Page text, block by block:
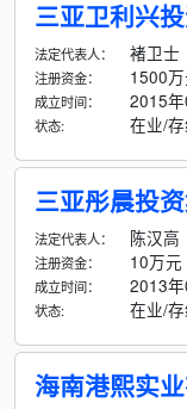
三亚卫利兴
法定代表人： 褚卫士
注册资金： 1500
成立时间： 2015
状态: 在业/
三亚彤晨投
法定代表人： 陈汉高
注册资金： 10万元
成立时间： 2013
状态: 在业/
海南港熙实